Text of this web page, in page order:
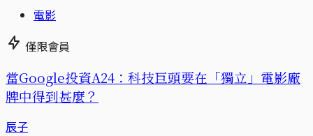
電影
僅限會員
當Google投資A24：科技巨頭要在「獨立」電影廠
牌中得到甚麼？
辰子